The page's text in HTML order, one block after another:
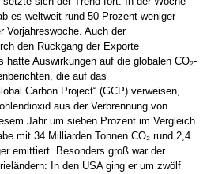
es weltweit rund 50 Prozent weniger
Vorjahreswoche. Auch der
den Rückgang der Exporte
hatte Auswirkungen auf die globalen CO₂-
die auf das
Carbon Project“ (GCP) verweisen,
aus der ­Verbrennung von
Jahr um sieben ­Prozent im Vergleich
mit 34 Milliarden Tonnen CO₂ rund 2,4
emittiert. Besonders groß war der
In den USA ging er um zwölf